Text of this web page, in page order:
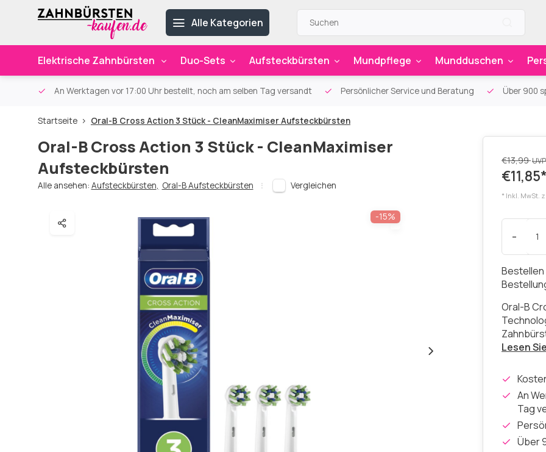
Alle Kategorien
Elektrische Zahnbürsten Duo-Sets Aufsteckbürsten Mundpflege Mundduschen
An Werktagen vor 17:00 Uhr bestellt, noch am selben Tag versandt Persönlicher Service und Beratung Über 900
Startseite Oral-B Cross Action 3 Stück - CleanMaximiser Aufsteckbürsten
Oral-B Cross Action 3 Stück - CleanMaximiser
Aufsteckbürsten
Alle ansehen: Aufsteckbürsten Oral-B Aufsteckbürsten Vergleichen
-15%
€13,99UVP
€11,85*
* Inkl. MwSt.
-
Bestellen
Oral-B
Lesen
An
Tag
Über